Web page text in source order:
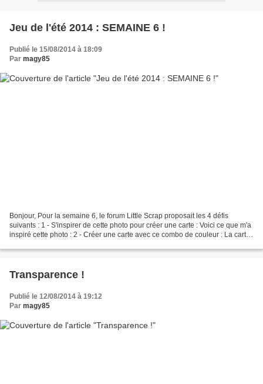
Jeu de l'été 2014 : SEMAINE 6 !
Publié le 15/08/2014 à 18:09
Par magy85
Bonjour, Pour la semaine 6, le forum Little Scrap proposait les 4 défis
suivants : 1 - S'inspirer de cette photo pour créer une carte : Voici ce que m'a
inspiré cette photo : 2 - Créer une carte avec ce combo de couleur : La carte
Transparence !
Publié le 12/08/2014 à 19:12
Par magy85